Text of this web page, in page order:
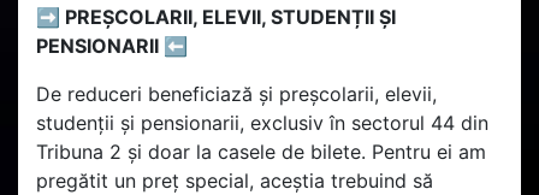
➡️ PREȘCOLARII, ELEVII, STUDENȚII ȘI
PENSIONARII ⬅️
De reduceri beneficiază și preșcolarii, elevii,
studenții și pensionarii, exclusiv în sectorul 44 din
Tribuna 2 și doar la casele de bilete. Pentru ei am
pregătit un preț special, aceștia trebuind să